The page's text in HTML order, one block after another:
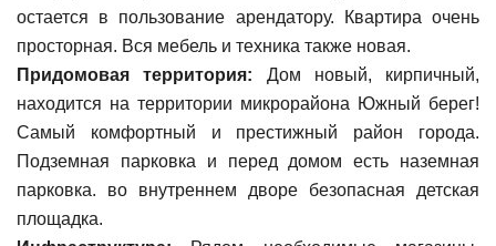
остается в пользование арендатору. Квартира очень
просторная. Вся мебель и техника также новая.
Придомовая территория: Дом новый, кирпичный,
находится на территории микрорайона Южный берег!
Самый комфортный и престижный район города.
Подземная парковка и перед домом есть наземная
парковка. во внутреннем дворе безопасная детская
площадка.